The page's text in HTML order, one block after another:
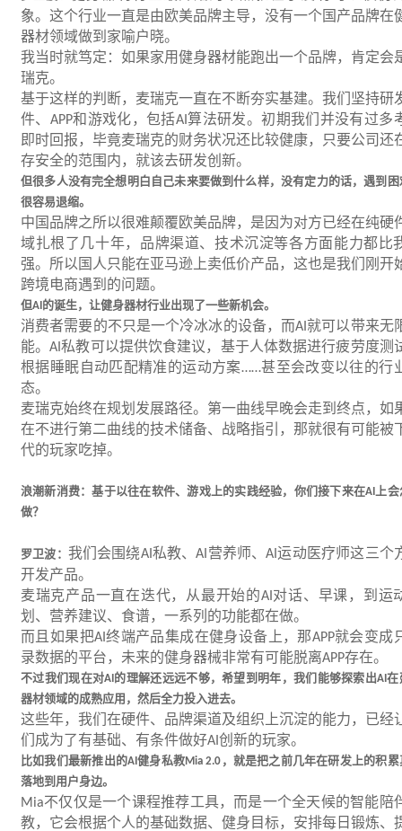
象。这个行业一直是由欧美品牌主导，没有一个国产品牌在
器材领域做到家喻户晓。
我当时就笃定：如果家用健身器材能跑出一个品牌，肯定会
瑞克。
基于这样的判断，麦瑞克一直在不断夯实基建。我们坚持研
件、 APP和游戏化，包括AI 算法研发。初期我们并没有过多
即时回报，毕竟麦瑞克的财务状况还比较健康，只要公司还
存安全的范围内，就该去研发创新。
但很多人没有完全想明白自己未来要做到什么样，没有定力的话，遇到困
很容易退缩。
中国品牌之所以很难颠覆欧美品牌，是因为对方已经在纯硬
域扎根了几十年，品牌渠道、技术沉淀等各方面能力都比
强。所以国人只能在亚马逊上卖低价产品，这也是我们刚开
跨境电商遇到的问题。
但AI 的诞生，让健身器材行业出现了一些新机会。
消费者需要的不只是一个冷冰冰的设备，而AI 就可以带来无
能。AI私教可以提供饮食建议，基于人体数据进行疲劳度测
根据睡眠自动匹配精准的运动方案……甚至会改变以往的行
态。
麦瑞克始终在规划发展路径。第一曲线早晚会走到终点，如
在不进行第二曲线的技术储备、战略指引，那就很有可能被
代的玩家吃掉。
浪潮新消费：基于以往在软件、游戏上的实践经验，你们接下来在AI
上
做？
罗卫波： 我们会围绕AI 私教、AI 营养师、AI运动医疗师这三个
开发产品。
麦瑞克产品一直在迭代，从最开始的AI 对话、早课，到运
划、营养建议、食谱，一系列的功能都在做。
而且如果把AI 终端产品集成在健身设备上，那APP就会变成
录数据的平台，未来的健身器械非常有可能脱离APP存在。
不过我们现在对AI 的理解还远远不够，希望到明年，我们能够探索出AI在
器材领域的成熟应用，然后全力投入进去。
这些年，我们在硬件、品牌渠道及组织上沉淀的能力，已经
们成为了有基础、有条件做好AI 创新的玩家。
比如我们最新推出的AI 健身私教Mia 2.0 ，就是把之前几年在研发上的积累
落地到用户身边。
Mia不仅仅是一个课程推荐工具，而是一个全天候的智能陪
教，它会根据个人的基础数据、健身目标，安排每日锻炼、